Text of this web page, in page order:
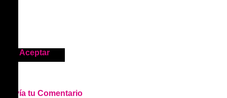
Envía tu Comentario
Aceptar